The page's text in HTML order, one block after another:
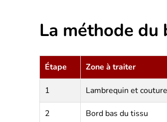
La méthode
Étape Zone à traiter
1 Lambrequin et
2 Bord bas du tissu